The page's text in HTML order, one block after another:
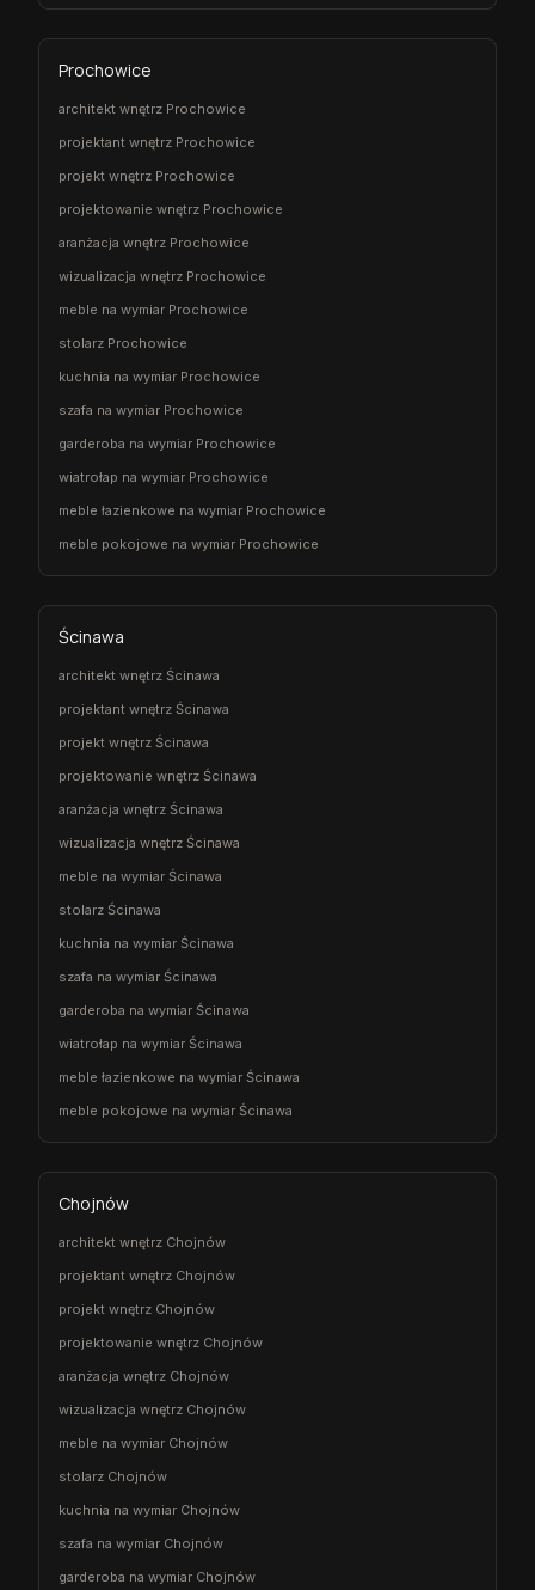
Prochowice
architekt wnętrz Prochowice
projektant wnętrz Prochowice
projekt wnętrz Prochowice
projektowanie wnętrz Prochowice
aranżacja wnętrz Prochowice
wizualizacja wnętrz Prochowice
meble na wymiar Prochowice
stolarz Prochowice
kuchnia na wymiar Prochowice
szafa na wymiar Prochowice
garderoba na wymiar Prochowice
wiatrołap na wymiar Prochowice
meble łazienkowe na wymiar Prochowice
meble pokojowe na wymiar Prochowice
Ścinawa
architekt wnętrz Ścinawa
projektant wnętrz Ścinawa
projekt wnętrz Ścinawa
projektowanie wnętrz Ścinawa
aranżacja wnętrz Ścinawa
wizualizacja wnętrz Ścinawa
meble na wymiar Ścinawa
stolarz Ścinawa
kuchnia na wymiar Ścinawa
szafa na wymiar Ścinawa
garderoba na wymiar Ścinawa
wiatrołap na wymiar Ścinawa
meble łazienkowe na wymiar Ścinawa
meble pokojowe na wymiar Ścinawa
Chojnów
architekt wnętrz Chojnów
projektant wnętrz Chojnów
projekt wnętrz Chojnów
projektowanie wnętrz Chojnów
aranżacja wnętrz Chojnów
wizualizacja wnętrz Chojnów
meble na wymiar Chojnów
stolarz Chojnów
kuchnia na wymiar Chojnów
szafa na wymiar Chojnów
garderoba na wymiar Chojnów